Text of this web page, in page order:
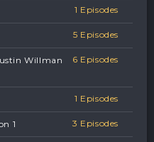
1 Episodes
5 Episodes
Willman
6 Episodes
1 Episodes
1 3 Episodes